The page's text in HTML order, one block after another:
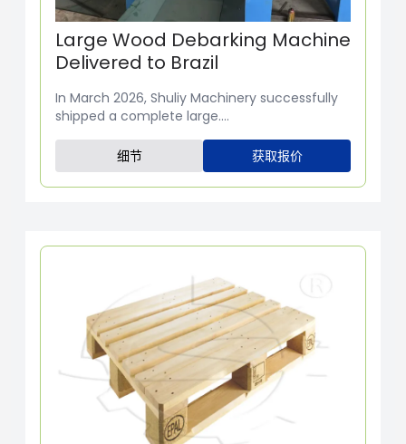
Large Wood Debarking Machine
Delivered to Brazil
In March 2026, Shuliy Machinery successfully
shipped a complete large....
细节 获取报价